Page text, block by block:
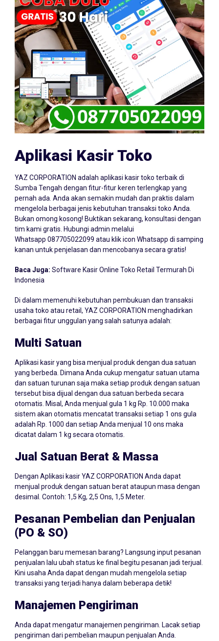
Aplikasi Kasir Toko
YAZ CORPORATION adalah aplikasi kasir toko terbaik di
Sumba Tengah dengan fitur-fitur keren terlengkap yang
pernah ada. Anda akan semakin mudah dan praktis dalam
mengelola berbagai jenis kebutuhan transaksi toko Anda.
Bukan omong kosong! Buktikan sekarang, konsultasi dengan
tim kami gratis. Hubungi admin melalui
Whatsapp 087705022099 atau klik icon Whatsapp di samping
kanan untuk penjelasan dan mencobanya secara gratis!
Baca Juga: Software Kasir Online Toko Retail Termurah Di
Indonesia
Di dalam memenuhi kebutuhan pembukuan dan transaksi
usaha toko atau retail, YAZ CORPORATION menghadirkan
berbagai fitur unggulan yang salah satunya adalah:
Multi Satuan
Aplikasi kasir yang bisa menjual produk dengan dua satuan
yang berbeda. Dimana Anda cukup mengatur satuan utama
dan satuan turunan saja maka setiap produk dengan satuan
tersebut bisa dijual dengan dua satuan berbeda secara
otomatis. Misal, Anda menjual gula 1 kg Rp. 10.000 maka
sistem akan otomatis mencatat transaksi setiap 1 ons gula
adalah Rp. 1000 dan setiap Anda menjual 10 ons maka
dicatat dalam 1 kg secara otomatis.
Jual Satuan Berat & Massa
Dengan Aplikasi kasir YAZ CORPORATION Anda dapat
menjual produk dengan satuan berat ataupun masa dengan
desimal. Contoh: 1,5 Kg, 2,5 Ons, 1,5 Meter.
Pesanan Pembelian dan Penjualan
(PO & SO)
Pelanggan baru memesan barang? Langsung input pesanan
penjualan lalu ubah status ke final begitu pesanan jadi terjual.
Kini usaha Anda dapat dengan mudah mengelola setiap
transaksi yang terjadi hanya dalam beberapa detik!
Manajemen Pengiriman
Anda dapat mengatur manajemen pengiriman. Lacak setiap
pengiriman dari pembelian maupun penjualan Anda.